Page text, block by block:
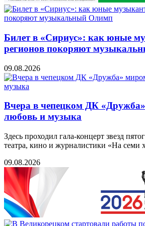
Билет в «Сириус»: как юные
регионов покоряют
09.08.2026
Вчера в чепецком ДК
любовь и музыка
Здесь проходил гала-концерт звезд
театра, кино и журналистики «На семи
09.08.2026